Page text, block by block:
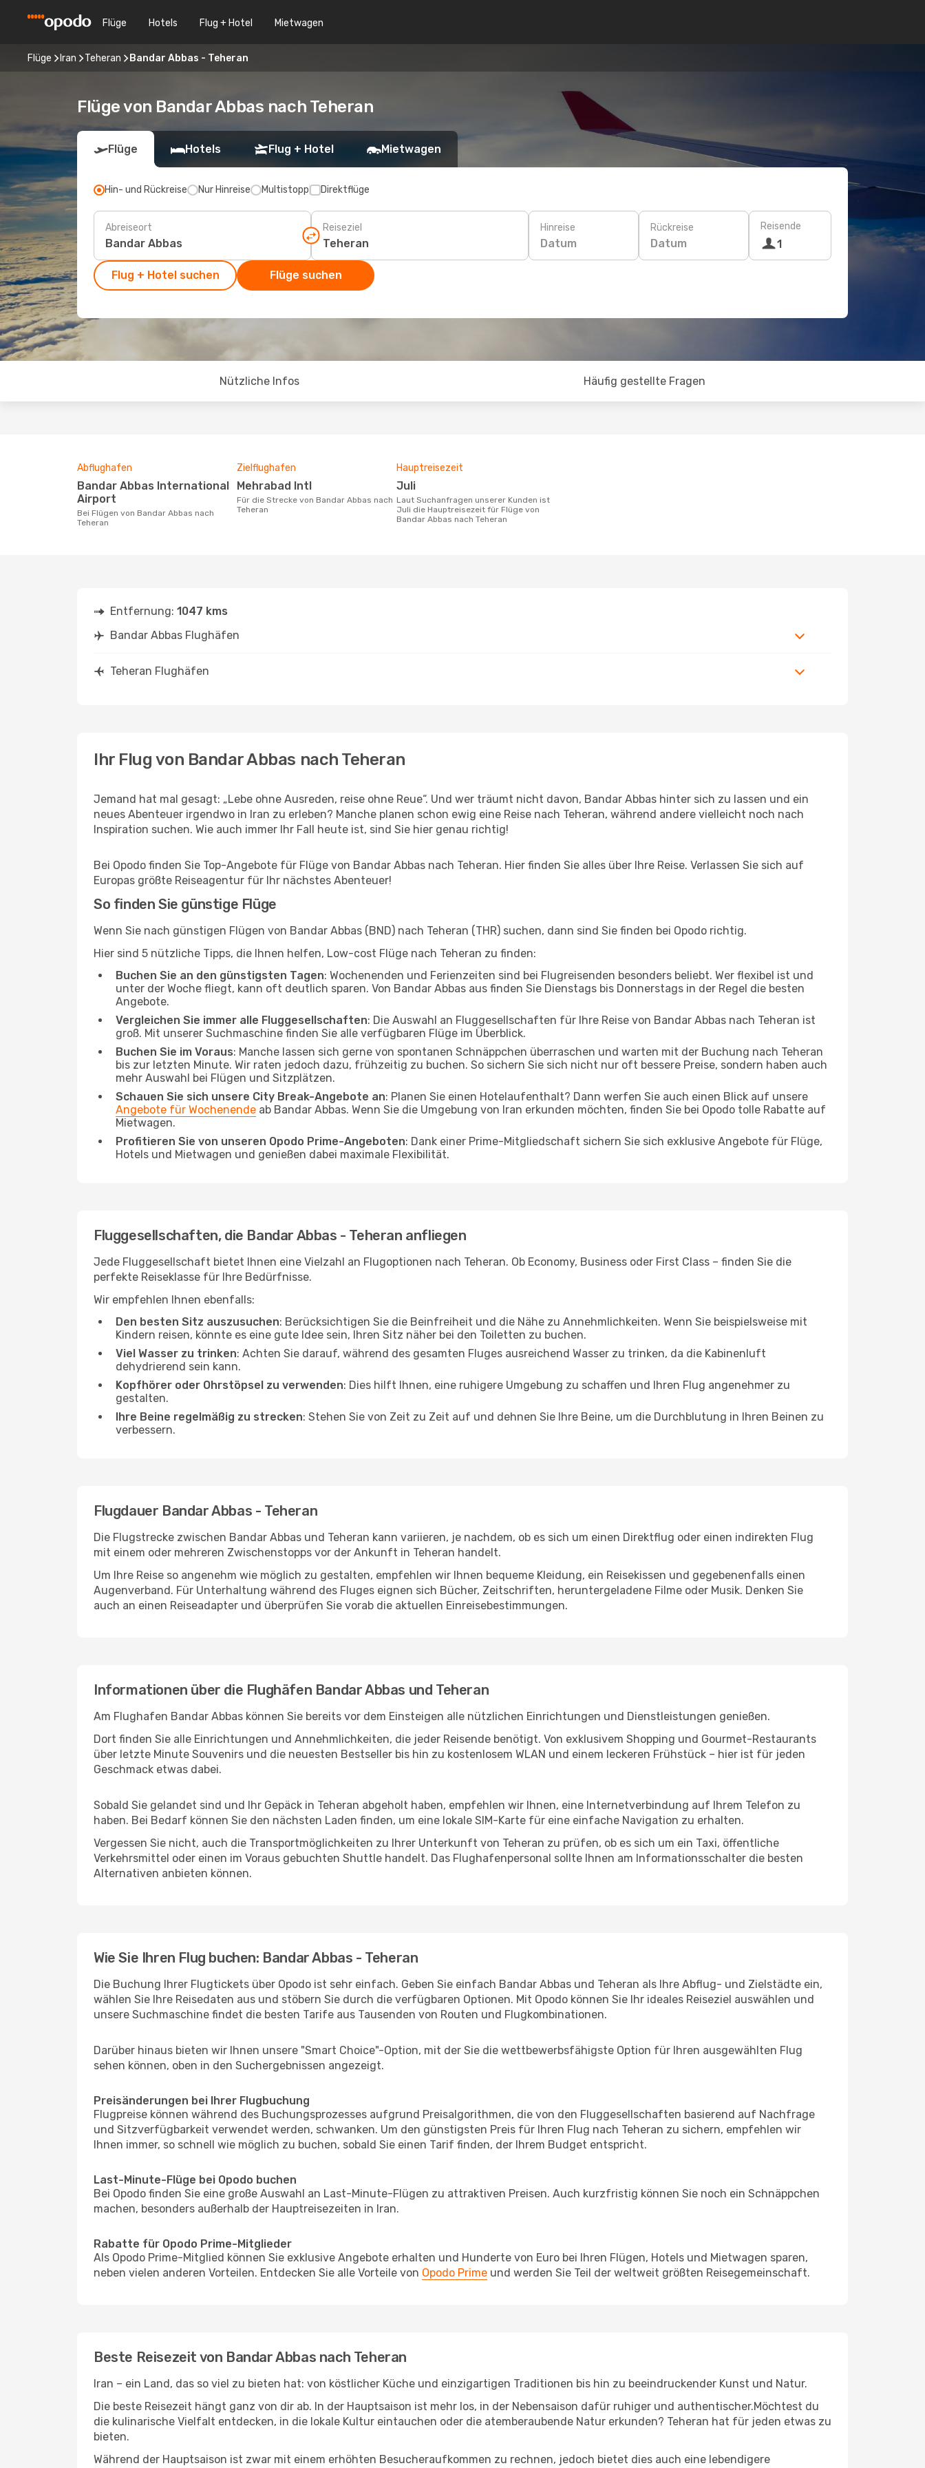
Flüge Hotels Flug + Hotel Mietwagen
Flüge Iran Teheran Bandar Abbas - Teheran
Flüge von Bandar Abbas nach Teheran
Flüge Hotels Flug + Hotel Mietwagen
Hin- und Rückreise Nur Hinreise Multistopp Direktflüge
Abreiseort Reiseziel Hinreise
Datum
Rückreise
Datum
Reisende
1
Flug + Hotel suchen Flüge suchen
Nützliche Infos Häufig gestellte Fragen
Abflughafen
Bandar Abbas International
Airport
Bei Flügen von Bandar Abbas nach
Teheran
Zielflughafen
Mehrabad Intl
Für die Strecke von Bandar Abbas nach
Teheran
Hauptreisezeit
Juli
Laut Suchanfragen unserer Kunden ist
Juli die Hauptreisezeit für Flüge von
Bandar Abbas nach Teheran
Entfernung: 1047 kms
Bandar Abbas Flughäfen
Teheran Flughäfen
Ihr Flug von Bandar Abbas nach Teheran
Jemand hat mal gesagt: „Lebe ohne Ausreden, reise ohne Reue“. Und wer träumt nicht davon, Bandar Abbas hinter sich zu lassen und ein
neues Abenteuer irgendwo in Iran zu erleben? Manche planen schon ewig eine Reise nach Teheran, während andere vielleicht noch nach
Inspiration suchen. Wie auch immer Ihr Fall heute ist, sind Sie hier genau richtig!
Bei Opodo finden Sie Top-Angebote für Flüge von Bandar Abbas nach Teheran. Hier finden Sie alles über Ihre Reise. Verlassen Sie sich auf
Europas größte Reiseagentur für Ihr nächstes Abenteuer!
So finden Sie günstige Flüge
Wenn Sie nach günstigen Flügen von Bandar Abbas (BND) nach Teheran (THR) suchen, dann sind Sie finden bei Opodo richtig.
Hier sind 5 nützliche Tipps, die Ihnen helfen, Low-cost Flüge nach Teheran zu finden:
Buchen Sie an den günstigsten Tagen: Wochenenden und Ferienzeiten sind bei Flugreisenden besonders beliebt. Wer flexibel ist und
unter der Woche fliegt, kann oft deutlich sparen. Von Bandar Abbas aus finden Sie Dienstags bis Donnerstags in der Regel die besten
Angebote.
Vergleichen Sie immer alle Fluggesellschaften: Die Auswahl an Fluggesellschaften für Ihre Reise von Bandar Abbas nach Teheran ist
groß. Mit unserer Suchmaschine finden Sie alle verfügbaren Flüge im Überblick.
Buchen Sie im Voraus: Manche lassen sich gerne von spontanen Schnäppchen überraschen und warten mit der Buchung nach Teheran
bis zur letzten Minute. Wir raten jedoch dazu, frühzeitig zu buchen. So sichern Sie sich nicht nur oft bessere Preise, sondern haben auch
mehr Auswahl bei Flügen und Sitzplätzen.
Schauen Sie sich unsere City Break-Angebote an: Planen Sie einen Hotelaufenthalt? Dann werfen Sie auch einen Blick auf unsere
Angebote für Wochenende ab Bandar Abbas. Wenn Sie die Umgebung von Iran erkunden möchten, finden Sie bei Opodo tolle Rabatte auf
Mietwagen.
Profitieren Sie von unseren Opodo Prime-Angeboten: Dank einer Prime-Mitgliedschaft sichern Sie sich exklusive Angebote für Flüge,
Hotels und Mietwagen und genießen dabei maximale Flexibilität.
Fluggesellschaften, die Bandar Abbas - Teheran anfliegen
Jede Fluggesellschaft bietet Ihnen eine Vielzahl an Flugoptionen nach Teheran. Ob Economy, Business oder First Class – finden Sie die
perfekte Reiseklasse für Ihre Bedürfnisse.
Wir empfehlen Ihnen ebenfalls:
Den besten Sitz auszusuchen: Berücksichtigen Sie die Beinfreiheit und die Nähe zu Annehmlichkeiten. Wenn Sie beispielsweise mit
Kindern reisen, könnte es eine gute Idee sein, Ihren Sitz näher bei den Toiletten zu buchen.
Viel Wasser zu trinken: Achten Sie darauf, während des gesamten Fluges ausreichend Wasser zu trinken, da die Kabinenluft
dehydrierend sein kann.
Kopfhörer oder Ohrstöpsel zu verwenden: Dies hilft Ihnen, eine ruhigere Umgebung zu schaffen und Ihren Flug angenehmer zu
gestalten.
Ihre Beine regelmäßig zu strecken: Stehen Sie von Zeit zu Zeit auf und dehnen Sie Ihre Beine, um die Durchblutung in Ihren Beinen zu
verbessern.
Flugdauer Bandar Abbas - Teheran
Die Flugstrecke zwischen Bandar Abbas und Teheran kann variieren, je nachdem, ob es sich um einen Direktflug oder einen indirekten Flug
mit einem oder mehreren Zwischenstopps vor der Ankunft in Teheran handelt.
Um Ihre Reise so angenehm wie möglich zu gestalten, empfehlen wir Ihnen bequeme Kleidung, ein Reisekissen und gegebenenfalls einen
Augenverband. Für Unterhaltung während des Fluges eignen sich Bücher, Zeitschriften, heruntergeladene Filme oder Musik. Denken Sie
auch an einen Reiseadapter und überprüfen Sie vorab die aktuellen Einreisebestimmungen.
Informationen über die Flughäfen Bandar Abbas und Teheran
Am Flughafen Bandar Abbas können Sie bereits vor dem Einsteigen alle nützlichen Einrichtungen und Dienstleistungen genießen.
Dort finden Sie alle Einrichtungen und Annehmlichkeiten, die jeder Reisende benötigt. Von exklusivem Shopping und Gourmet-Restaurants
über letzte Minute Souvenirs und die neuesten Bestseller bis hin zu kostenlosem WLAN und einem leckeren Frühstück – hier ist für jeden
Geschmack etwas dabei.
Sobald Sie gelandet sind und Ihr Gepäck in Teheran abgeholt haben, empfehlen wir Ihnen, eine Internetverbindung auf Ihrem Telefon zu
haben. Bei Bedarf können Sie den nächsten Laden finden, um eine lokale SIM-Karte für eine einfache Navigation zu erhalten.
Vergessen Sie nicht, auch die Transportmöglichkeiten zu Ihrer Unterkunft von Teheran zu prüfen, ob es sich um ein Taxi, öffentliche
Verkehrsmittel oder einen im Voraus gebuchten Shuttle handelt. Das Flughafenpersonal sollte Ihnen am Informationsschalter die besten
Alternativen anbieten können.
Wie Sie Ihren Flug buchen: Bandar Abbas - Teheran
Die Buchung Ihrer Flugtickets über Opodo ist sehr einfach. Geben Sie einfach Bandar Abbas und Teheran als Ihre Abflug- und Zielstädte ein,
wählen Sie Ihre Reisedaten aus und stöbern Sie durch die verfügbaren Optionen. Mit Opodo können Sie Ihr ideales Reiseziel auswählen und
unsere Suchmaschine findet die besten Tarife aus Tausenden von Routen und Flugkombinationen.
Darüber hinaus bieten wir Ihnen unsere "Smart Choice"-Option, mit der Sie die wettbewerbsfähigste Option für Ihren ausgewählten Flug
sehen können, oben in den Suchergebnissen angezeigt.
Preisänderungen bei Ihrer Flugbuchung
Flugpreise können während des Buchungsprozesses aufgrund Preisalgorithmen, die von den Fluggesellschaften basierend auf Nachfrage
und Sitzverfügbarkeit verwendet werden, schwanken. Um den günstigsten Preis für Ihren Flug nach Teheran zu sichern, empfehlen wir
Ihnen immer, so schnell wie möglich zu buchen, sobald Sie einen Tarif finden, der Ihrem Budget entspricht.
Last-Minute-Flüge bei Opodo buchen
Bei Opodo finden Sie eine große Auswahl an Last-Minute-Flügen zu attraktiven Preisen. Auch kurzfristig können Sie noch ein Schnäppchen
machen, besonders außerhalb der Hauptreisezeiten in Iran.
Rabatte für Opodo Prime-Mitglieder
Als Opodo Prime-Mitglied können Sie exklusive Angebote erhalten und Hunderte von Euro bei Ihren Flügen, Hotels und Mietwagen sparen,
neben vielen anderen Vorteilen. Entdecken Sie alle Vorteile von Opodo Prime und werden Sie Teil der weltweit größten Reisegemeinschaft.
Beste Reisezeit von Bandar Abbas nach Teheran
Iran – ein Land, das so viel zu bieten hat: von köstlicher Küche und einzigartigen Traditionen bis hin zu beeindruckender Kunst und Natur.
Die beste Reisezeit hängt ganz von dir ab. In der Hauptsaison ist mehr los, in der Nebensaison dafür ruhiger und authentischer.Möchtest du
die kulinarische Vielfalt entdecken, in die lokale Kultur eintauchen oder die atemberaubende Natur erkunden? Teheran hat für jeden etwas zu
bieten.
Während der Hauptsaison ist zwar mit einem erhöhten Besucheraufkommen zu rechnen, jedoch bietet dies auch eine lebendigere